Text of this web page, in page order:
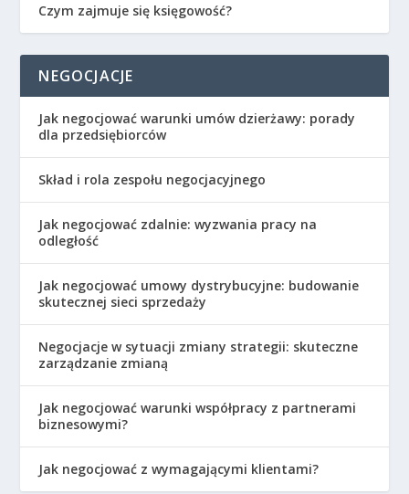
Czym zajmuje się księgowość?
NEGOCJACJE
Jak negocjować warunki umów dzierżawy: porady
dla przedsiębiorców
Skład i rola zespołu negocjacyjnego
Jak negocjować zdalnie: wyzwania pracy na
odległość
Jak negocjować umowy dystrybucyjne: budowanie
skutecznej sieci sprzedaży
Negocjacje w sytuacji zmiany strategii: skuteczne
zarządzanie zmianą
Jak negocjować warunki współpracy z partnerami
biznesowymi?
Jak negocjować z wymagającymi klientami?